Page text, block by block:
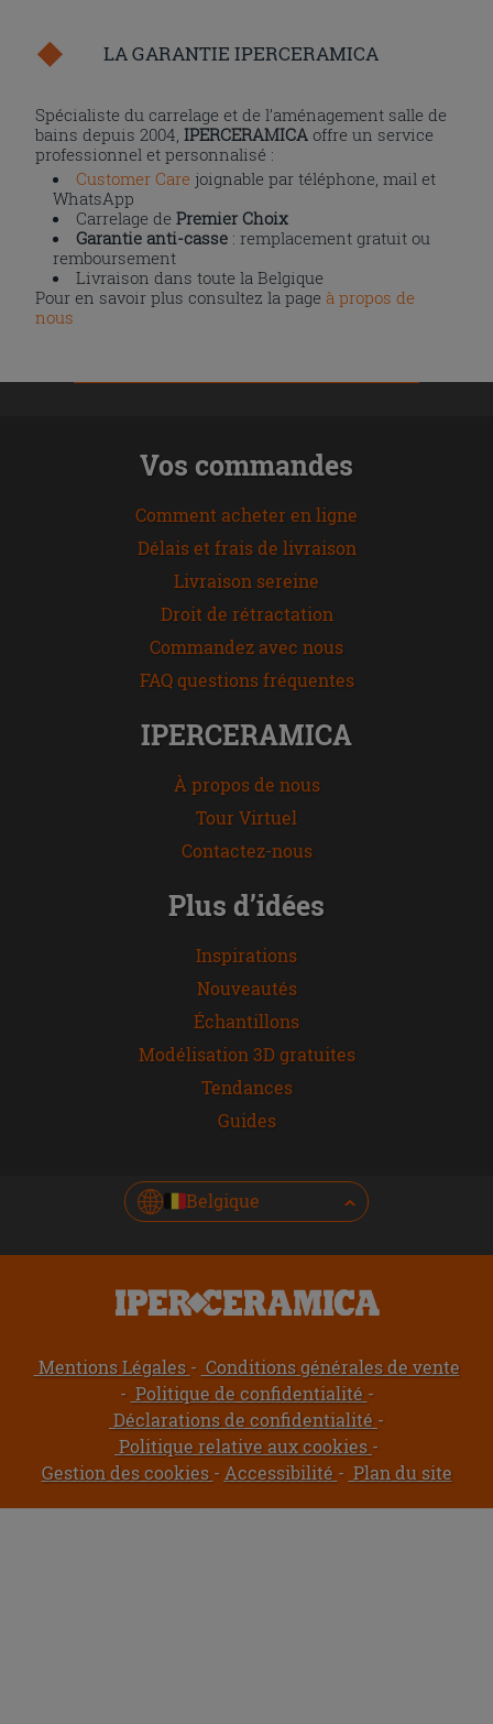
LA GARANTIE IPERCERAMICA
Spécialiste du carrelage et de l’aménagement salle de
bains depuis 2004,IPERCERAMICA offre un service
professionnel et personnalisé :
Customer Care joignable par téléphone, mail et
WhatsApp
Carrelage dePremier Choix
Garantie anti-casse : remplacement gratuit ou
remboursement
Livraison dans toute la Belgique
Pour en savoir plus consultez la page à propos de
nous
Vos commandes
Comment acheter en ligne
Délais et frais de livraison
Livraison sereine
Droit de rétractation
Commandez avec nous
FAQ questions fréquentes
IPERCERAMICA
À propos de nous
Tour Virtuel
Contactez-nous
Plus d’idées
Inspirations
Nouveautés
Échantillons
Modélisation 3D gratuites
Tendances
Guides
Belgique
Mentions Légales
Conditions générales de vente
Politique de confidentialité
Déclarations de confidentialité
Politique relative aux cookies
Gestion des cookies
Accessibilité Plan du site